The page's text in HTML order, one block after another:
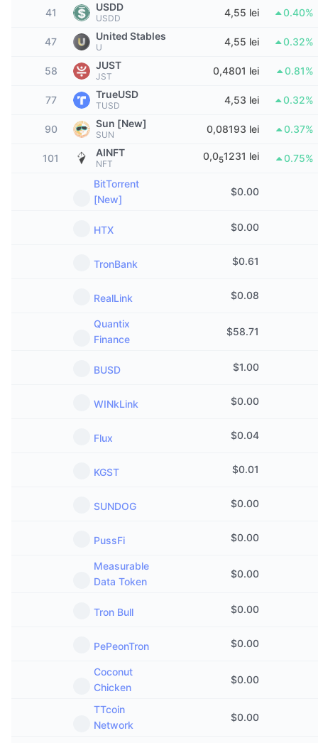
Câștigători și Pierzători
Cele mai vizitate
Sentimentul comunitar
Clasament lanț
Piețe de predicție
În tendințe
Tehnologie
Indicatori ai ciclului de piață
Supremația Bitcoin
Indicele CoinMarketCap 20
Indicele CoinMarketCap 100
Fluxuri ETF
ETF-uri cripto
ETF-uri Bitcoin
ETF-uri Ethereum
Documentație
Întrebări frecvente
Integrări IA
Piață de Abilități
CMC Max
Știri de top
Bot Telegram
Publicitate
Widgeturi site
Recompense sub formă de diamante
Calendar ICO
Calendar evenimente
41 USDD
USDD 4,55 lei 0.40%
47 United Stables
U 4,55 lei 0.32%
58 JUST
JST 0,4801 lei 0.81%
77 TrueUSD
TUSD 4,53 lei 0.32%
90 Sun [New]
SUN 0,08193 lei 0.37%
101 AINFT
NFT
0,051231 lei 0.75%
BitTorrent
[New]
$0.00
HTX $0.00
TronBank $0.61
RealLink $0.08
Quantix
Finance
$58.71
BUSD $1.00
WINkLink $0.00
Flux $0.04
KGST $0.01
SUNDOG $0.00
PussFi $0.00
Measurable
Data Token
$0.00
Tron Bull $0.00
PePeonTron $0.00
Coconut
Chicken
$0.00
TTcoin
Network
$0.00